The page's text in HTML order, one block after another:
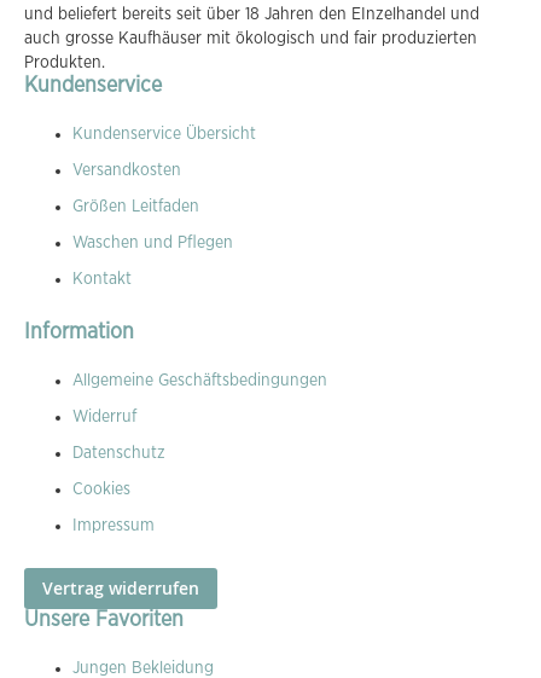
und beliefert bereits seit über 18 Jahren den EInzelhandel und
auch grosse Kaufhäuser mit ökologisch und fair produzierten
Produkten.
Kundenservice
Kundenservice Übersicht
Versandkosten
Größen Leitfaden
Waschen und Pflegen
Kontakt
Information
Allgemeine Geschäftsbedingungen
Widerruf
Datenschutz
Cookies
Impressum
Vertrag widerrufen
Unsere Favoriten
Jungen Bekleidung